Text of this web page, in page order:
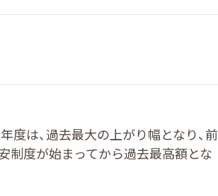
度は、過去最大の上がり幅となり、前
制度が始まってから過去最高額とな